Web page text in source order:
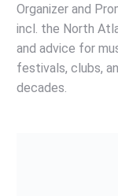
Organizer and
incl. the North
and advice for
festivals, clubs,
decades.